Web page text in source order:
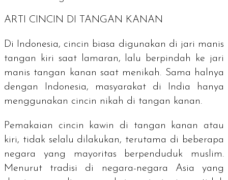
ARTI CINCIN DI TANGAN KANAN
Di Indonesia, cincin biasa digunakan di jari manis
tangan kiri saat lamaran, lalu berpindah ke jari
manis tangan kanan saat menikah. Sama halnya
dengan Indonesia, masyarakat di India hanya
menggunakan cincin nikah di tangan kanan.
Pemakaian cincin kawin di tangan kanan atau
kiri, tidak selalu dilakukan, terutama di beberapa
negara yang mayoritas berpenduduk muslim.
Menurut tradisi di negara-negara Asia yang